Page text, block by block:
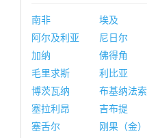
南非 埃及
阿尔及利亚
尼日尔
加纳
佛得角
毛里求斯
利比亚
博茨瓦纳
布基纳法索
塞拉利昂
吉布提
塞舌尔
刚果（金）